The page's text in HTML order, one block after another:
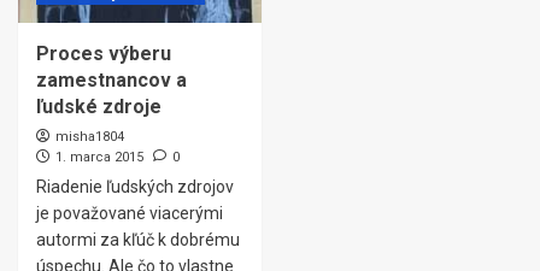
Proces výberu
zamestnancov a
ľudské zdroje
misha1804
1. marca 2015
0
Riadenie ľudských zdrojov
je považované viacerými
autormi za kľúč k dobrému
úspechu. Ale čo to vlastne